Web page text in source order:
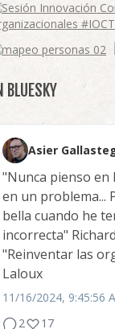
BLUESKY
Asier
"Nunca pienso en
en un problema...
bella cuando he
incorrecta"
"Reinventar las
Laloux
11/16/2024, 9:45:56
2
17